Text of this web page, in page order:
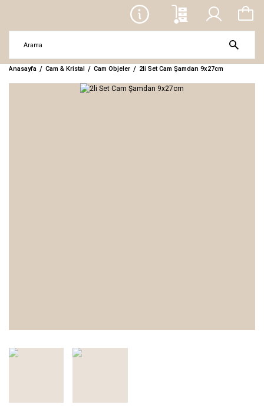
Anasayfa Cam & Kristal Cam Objeler 2li Set Cam Şamdan 9x27cm